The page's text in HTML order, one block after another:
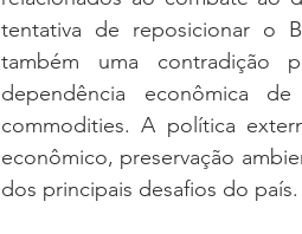
tentativa de reposicionar o
também uma contradição
dependência econômica
commodities. A política
econômico, preservação
dos principais desafios do país.